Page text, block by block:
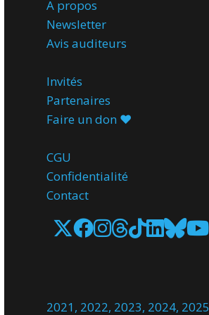
A propos
Newsletter
Avis auditeurs
Invités
Partenaires
Faire un don ♥️
CGU
Confidentialité
Contact
2021, 2022, 2023, 2024, 2025